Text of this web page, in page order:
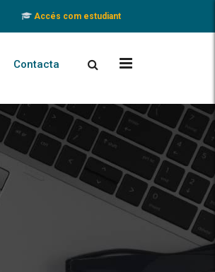
Accés com estudiant
Contacta